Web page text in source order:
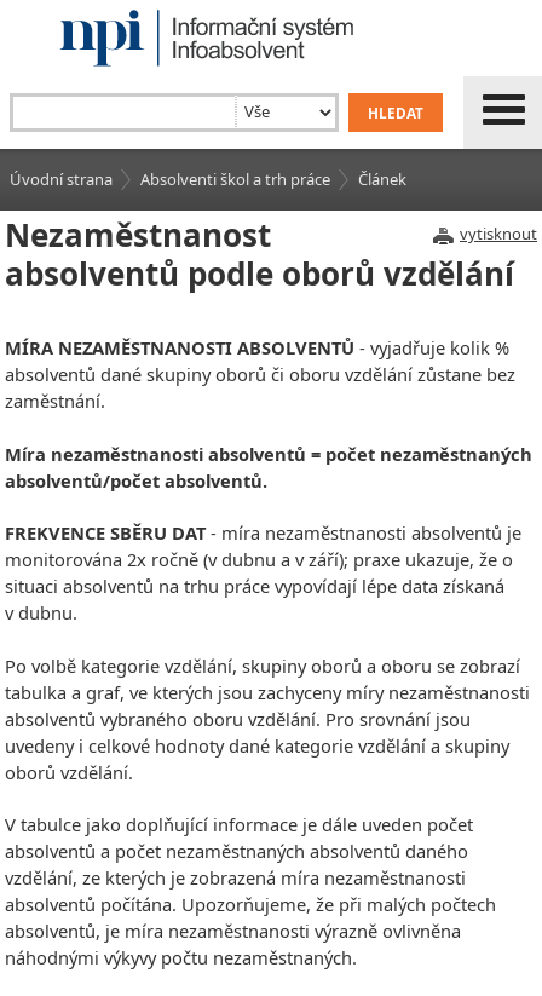
Úvodní strana Absolventi škol a trh práce Článek
vytisknout
Nezaměstnanost
absolventů podle oborů vzdělání
MÍRA NEZAMĚSTNANOSTI ABSOLVENTŮ - vyjadřuje kolik %
absolventů dané skupiny oborů či oboru vzdělání zůstane bez
zaměstnání.
Míra nezaměstnanosti absolventů = počet nezaměstnaných
absolventů/počet absolventů.
FREKVENCE SBĚRU DAT- míra nezaměstnanosti absolventů je
monitorována 2x ročně (v dubnu a v září); praxe ukazuje, že o
situaci absolventů na trhu práce vypovídají lépe data získaná
v dubnu.
Po volbě kategorie vzdělání, skupiny oborů a oboru se zobrazí
tabulka a graf, ve kterých jsou zachyceny míry nezaměstnanosti
absolventů vybraného oboru vzdělání. Pro srovnání jsou
uvedeny i celkové hodnoty dané kategorie vzdělání a skupiny
oborů vzdělání.
V tabulce jako doplňující informace je dále uveden počet
absolventů a počet nezaměstnaných absolventů daného
vzdělání, ze kterých je zobrazená míra nezaměstnanosti
absolventů počítána. Upozorňujeme, že při malých počtech
absolventů, je míra nezaměstnanosti výrazně ovlivněna
náhodnými výkyvy počtu nezaměstnaných.